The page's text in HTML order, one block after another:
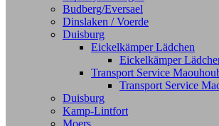
Budberg/Eversael
Dinslaken / Voerde
Duisburg
Eickelkämper Lädchen
Eickelkämper
Transport Service
Transport Service
Duisburg
Kamp-Lintfort